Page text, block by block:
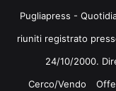
Pugliapress -
riuniti registrato
24/10/2000.
Cerco/Vendo